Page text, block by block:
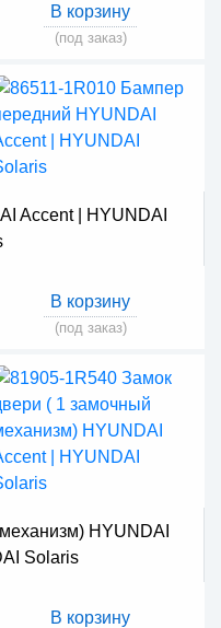
В корзину
(под заказ)
Accent | HYUNDAI
В корзину
(под заказ)
HYUNDAI
Solaris
В корзину